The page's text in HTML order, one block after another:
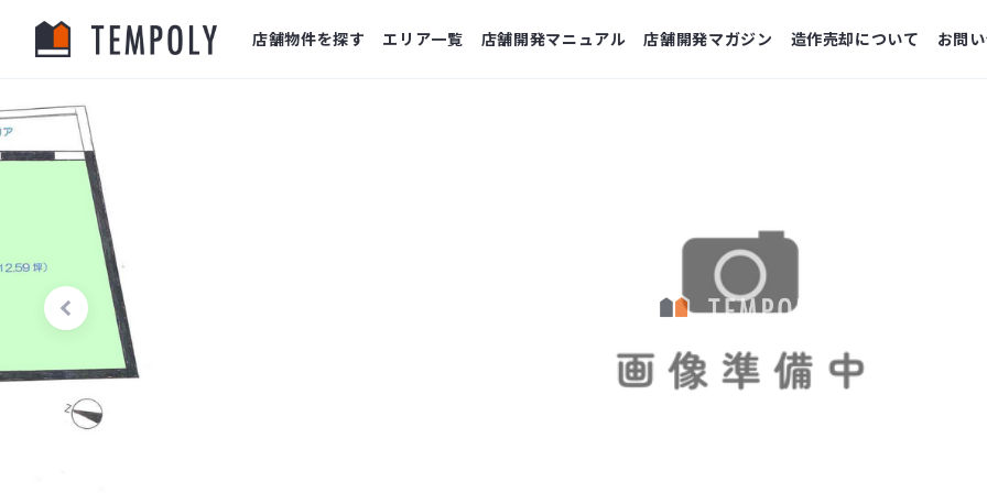
店舗物件を探す エリア一覧 店舗開発マニュアル 店舗開発マガジン 造作売却について お問